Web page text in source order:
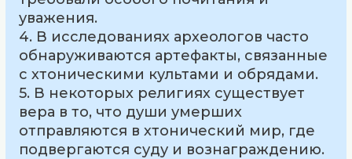
уважения.
4. В исследованиях археологов часто
обнаруживаются артефакты, связанные
с хтоническими культами и обрядами.
5. В некоторых религиях существует
вера в то, что души умерших
отправляются в хтонический мир, где
подвергаются суду и вознаграждению.